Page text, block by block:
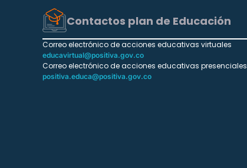
Contactos plan de Educación
Correo electrónico de acciones educativas virtuales
educavirtual@positiva.gov.co
Correo electrónico de acciones educativas presenciales
positiva.educa@positiva.gov.co